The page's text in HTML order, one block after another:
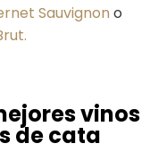
Sauvignon o
.
vinos
de cata